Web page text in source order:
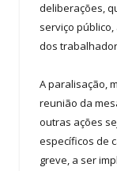
deliberações,
serviço
dos
A paralisação,
reunião da
outras ações
específicos de
greve, a ser